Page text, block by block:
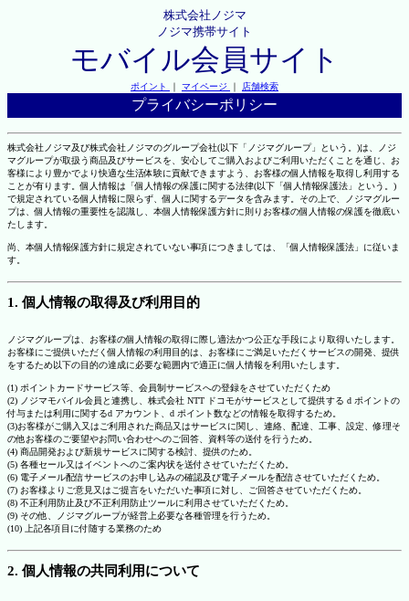
株式会社ノジマ
ノジマ携帯サイト
モバイル会員サイト
ポイント ｜ マイページ ｜ 店舗検索
プライバシーポリシー
株式会社ノジマ及び株式会社ノジマのグループ会社(以下「ノジマグループ」という。)は、ノジ
マグループが取扱う商品及びサービスを、安心してご購入およびご利用いただくことを通じ、お
客様により豊かでより快適な生活体験に貢献できますよう、お客様の個人情報を取得し利用する
ことが有ります。個人情報は「個人情報の保護に関する法律(以下「個人情報保護法」という。)
で規定されている個人情報に限らず、個人に関するデータを含みます。その上で、ノジマグルー
プは、個人情報の重要性を認識し、本個人情報保護方針に則りお客様の個人情報の保護を徹底い
たします。
尚、本個人情報保護方針に規定されていない事項につきましては、「個人情報保護法」に従いま
す。
1. 個人情報の取得及び利用目的
ノジマグループは、お客様の個人情報の取得に際し適法かつ公正な手段により取得いたします。
お客様にご提供いただく個人情報の利用目的は、お客様にご満足いただくサービスの開発、提供
をするため以下の目的の達成に必要な範囲内で適正に個人情報を利用いたします。
(1) ポイントカードサービス等、会員制サービスへの登録をさせていただくため
(2) ノジマモバイル会員と連携し、株式会社 NTT ドコモがサービスとして提供する d ポイントの
付与または利用に関するd アカウント、d ポイント数などの情報を取得するため。
(3)お客様がご購入又はご利用された商品又はサービスに関し、連絡、配達、工事、設定、修理そ
の他お客様のご要望やお問い合わせへのご回答、資料等の送付を行うため。
(4) 商品開発および新規サービスに関する検討、提供のため。
(5) 各種セール又はイベントへのご案内状を送付させていただくため。
(6) 電子メール配信サービスのお申し込みの確認及び電子メールを配信させていただくため。
(7) お客様よりご意見又はご提言をいただいた事項に対し、ご回答させていただくため。
(8) 不正利用防止及び不正利用防止ツールに利用させていただくため。
(9) その他、ノジマグループが経営上必要な各種管理を行うため。
(10) 上記各項目に付随する業務のため
2. 個人情報の共同利用について